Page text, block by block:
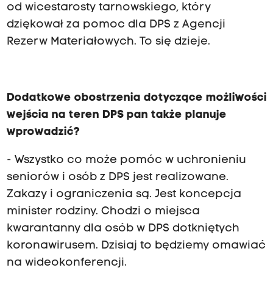
od wicestarosty tarnowskiego, który
dziękował za pomoc dla DPS z Agencji
Rezerw Materiałowych. To się dzieje.
Dodatkowe obostrzenia dotyczące możliwości
wejścia na teren DPS pan także planuje
wprowadzić?
- Wszystko co może pomóc w uchronieniu
seniorów i osób z DPS jest realizowane.
Zakazy i ograniczenia są. Jest koncepcja
minister rodziny. Chodzi o miejsca
kwarantanny dla osób w DPS dotkniętych
koronawirusem. Dzisiaj to będziemy omawiać
na wideokonferencji.